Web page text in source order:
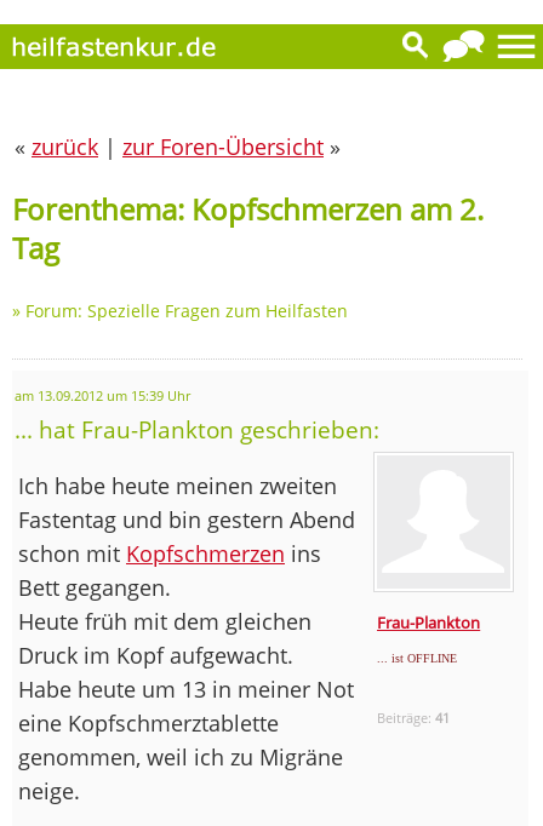
« zurück | zur Foren-Übersicht »
Forenthema: Kopfschmerzen am 2.
Tag
» Forum: Spezielle Fragen zum Heilfasten
am 13.09.2012 um 15:39 Uhr
... hat Frau-Plankton geschrieben:
Frau-Plankton
... ist OFFLINE
Beiträge:41
Ich habe heute meinen zweiten
Fastentag und bin gestern Abend
schon mit Kopfschmerzen ins
Bett gegangen.
Heute früh mit dem gleichen
Druck im Kopf aufgewacht.
Habe heute um 13 in meiner Not
eine Kopfschmerztablette
genommen, weil ich zu Migräne
neige.